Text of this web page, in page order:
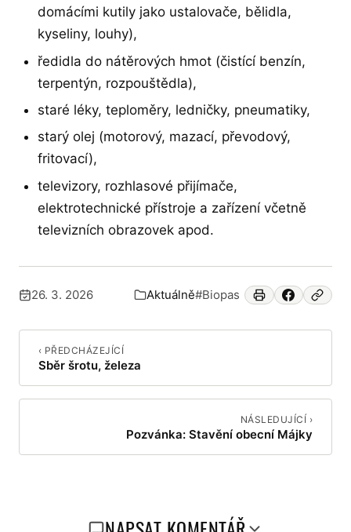
domácími kutily jako ustalovače, bělidla,
kyseliny, louhy),
ředidla do nátěrových hmot (čistící benzín,
terpentýn, rozpouštědla),
staré léky, teploměry, ledničky, pneumatiky,
starý olej (motorový, mazací, převodový,
fritovací),
televizory, rozhlasové přijímače,
elektrotechnické přístroje a zařízení včetně
televizních obrazovek apod.
Publikováno:
26. 3. 2026
Zařazeno v:
Aktuálně#Biopas
‹ PŘEDCHÁZEJÍCÍ
Sběr šrotu, železa
NÁSLEDUJÍCÍ ›
Pozvánka: Stavění obecní Májky